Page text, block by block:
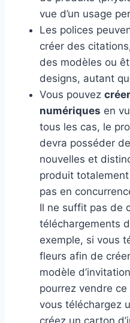
vue d’un usage
Les polices
créer des
des modèles ou
designs, autant
Vous pouvez
numériques en
tous les cas, le
devra posséder
nouvelles et
produit totalement
pas en
Il ne suffit pas de
téléchargements
exemple, si vous
fleurs afin de
modèle
pourrez vendre
vous téléchargez